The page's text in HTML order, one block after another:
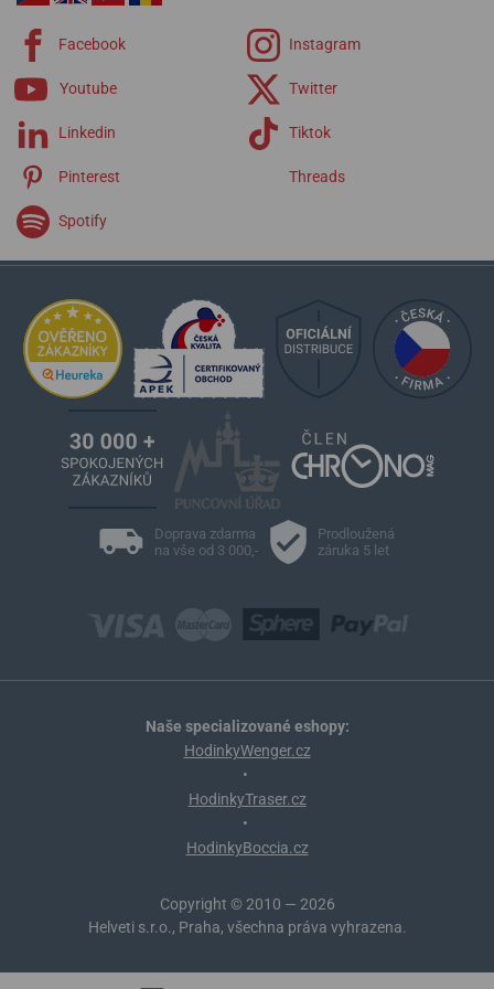
Facebook Instagram
Youtube Twitter
Linkedin Tiktok
Pinterest Threads
Spotify
Doprava zdarma
na vše od 3 000,-
Prodloužená
záruka 5 let
Naše specializované eshopy:
HodinkyWenger.cz
•
HodinkyTraser.cz
•
HodinkyBoccia.cz
Copyright © 2010 — 2026
Helveti s.r.o., Praha, všechna práva vyhrazena.